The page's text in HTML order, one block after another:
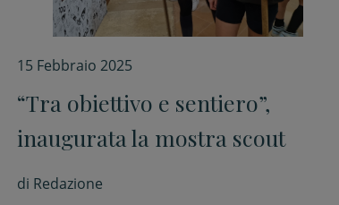
15 Febbraio 2025
“Tra obiettivo e sentiero”,
inaugurata la mostra scout
di Redazione